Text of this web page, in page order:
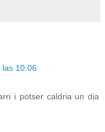
10:06
i potser caldria un dia